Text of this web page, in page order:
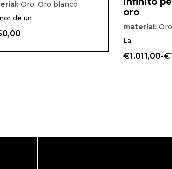
elegir
página
producto
Oro, Oro blanco
de un
oro
material:
La
€1.011,00-€
Rango
precios: